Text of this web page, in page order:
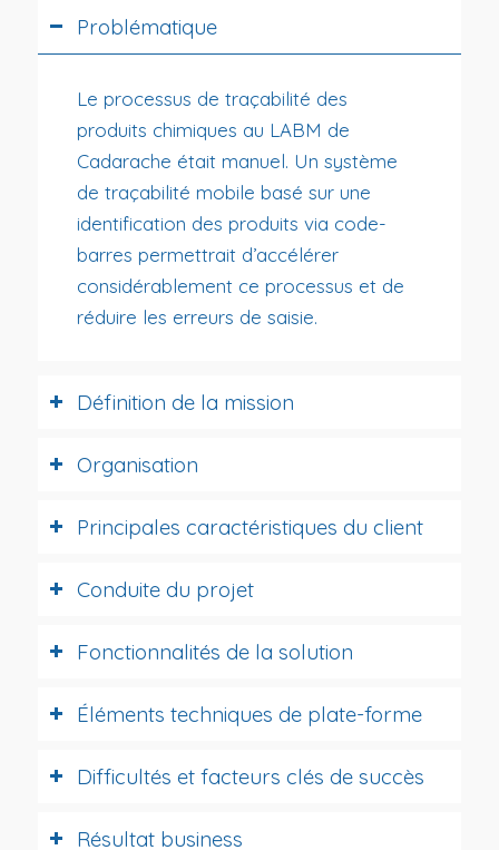
Problématique
Le processus de traçabilité des
produits chimiques au LABM de
Cadarache était manuel. Un système
de traçabilité mobile basé sur une
identification des produits via code-
barres permettrait d’accélérer
considérablement ce processus et de
réduire les erreurs de saisie.
Définition de la mission
Organisation
Principales caractéristiques du client
Conduite du projet
Fonctionnalités de la solution
Éléments techniques de plate-forme
Difficultés et facteurs clés de succès
Résultat business